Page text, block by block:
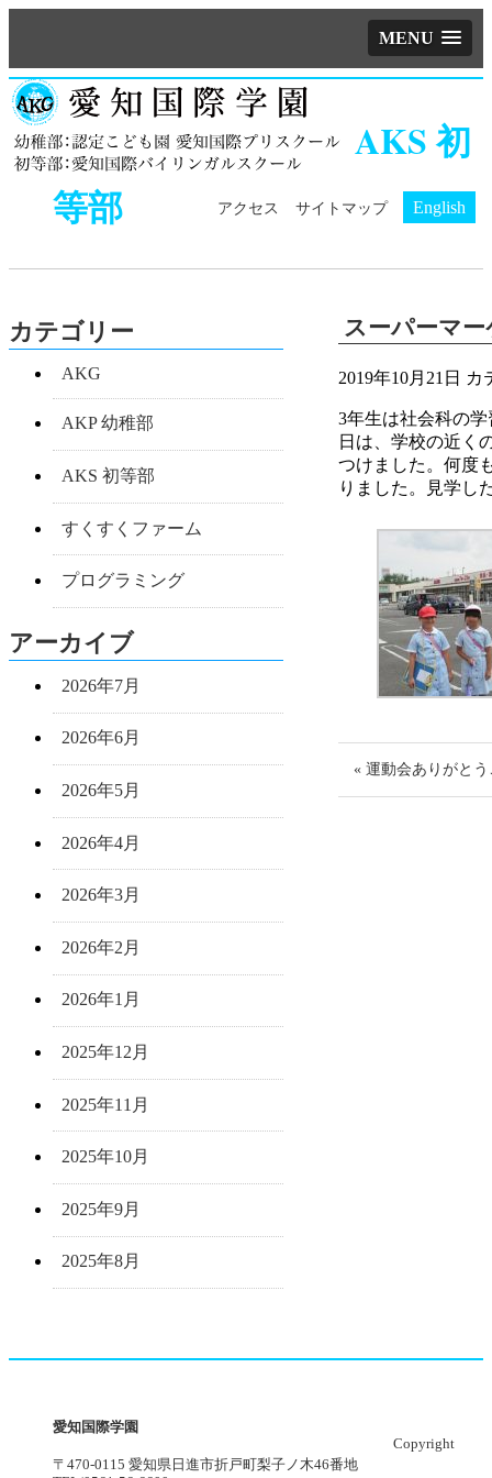
MENU
アクセス サイトマップ English
AKS 初
等部
スーパーマ
2019年10月21日 カ
3年生は社会科の
日は、学校の近く
つけました。何度
りました。見学し
« 運動会ありがと
カテゴリー
AKG
AKP 幼稚部
AKS 初等部
すくすくファーム
プログラミング
アーカイブ
2026年7月
2026年6月
2026年5月
2026年4月
2026年3月
2026年2月
2026年1月
2025年12月
2025年11月
2025年10月
2025年9月
2025年8月
愛知国際学園
〒470-0115 愛知県日進市折戸町梨子ノ木46番地
Copyright